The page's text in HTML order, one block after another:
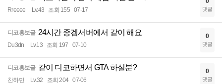
Rreeee Lv.43 조회 155 07-17 댓글
디코홍보글 24시간 종겜서버에서 같이 해요
Du3dn Lv.13 조회 197 07-10
0
댓글
디코홍보글 같이 디코하면서 GTA 하실분?
찬하민 Lv.32 조회 204 07-06
0
댓글